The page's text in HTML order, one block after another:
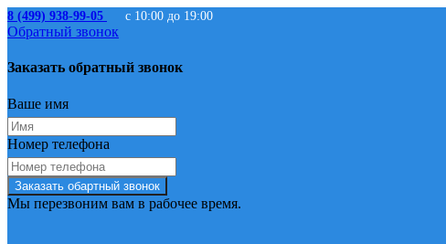
8 (499) 938-99-05 с 10:00 до 19:00
Обратный звонок
Заказать обратный звонок
Ваше имя
Номер телефона
Заказать обартный звонок
Мы перезвоним вам в рабочее время.